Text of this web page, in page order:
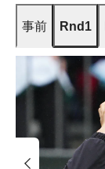
事前 Rnd1